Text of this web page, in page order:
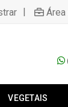
|
VEGETAIS